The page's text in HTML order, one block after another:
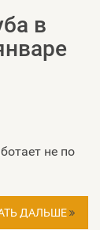
в
не по
ДАЛЬШЕ